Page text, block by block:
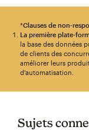
*Clauses de non-
La première plate-
la base des données
de clients des
améliorer leurs
d'automatisation.
Sujets